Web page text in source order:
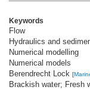
Keywords
Flow
Hydraulics and
Numerical modelling
Numerical models
Berendrecht Lock [
Brackish water; Fresh